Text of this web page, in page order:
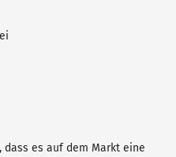
dass es auf dem Markt eine